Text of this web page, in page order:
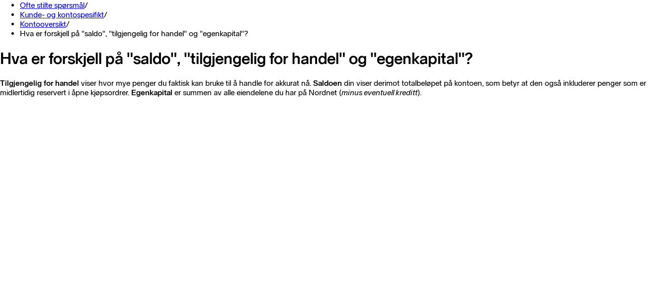
Ofte stilte spørsmål/
Kunde- og kontospesifikt/
Kontooversikt/
Hva er forskjell på "saldo", "tilgjengelig for handel" og "egenkapital"?
Hva er forskjell på "saldo", "tilgjengelig for handel" og "egenkapital"?
Tilgjengelig for handel viser hvor mye penger du faktisk kan bruke til å handle for akkurat nå. Saldoen din viser derimot totalbeløpet på kontoen, som betyr at den også inkluderer penger som er
midlertidig reservert i åpne kjøpsordrer. Egenkapital er summen av alle eiendelene du har på Nordnet (minus eventuell kreditt).